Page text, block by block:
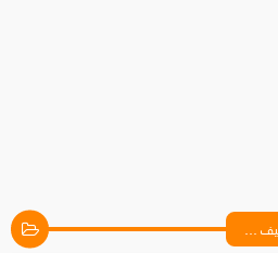
في نظام الماك ؟